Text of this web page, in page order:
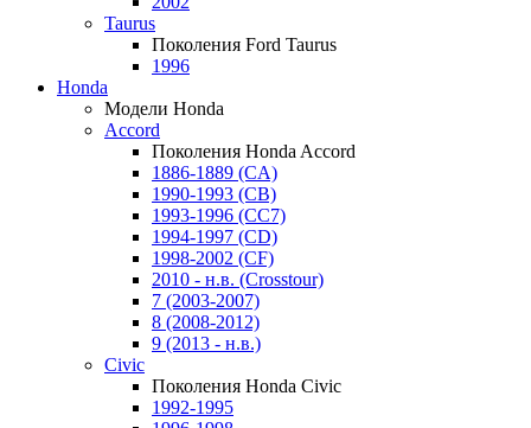
Taurus
Поколения Ford Taurus
1996
Honda
Модели Honda
Accord
Поколения Honda Accord
1886-1889 (CA)
1990-1993 (CB)
1993-1996 (CC7)
1994-1997 (CD)
1998-2002 (CF)
2010 - н.в. (Crosstour)
7 (2003-2007)
8 (2008-2012)
9 (2013 - н.в.)
Civic
Поколения Honda Civic
1992-1995